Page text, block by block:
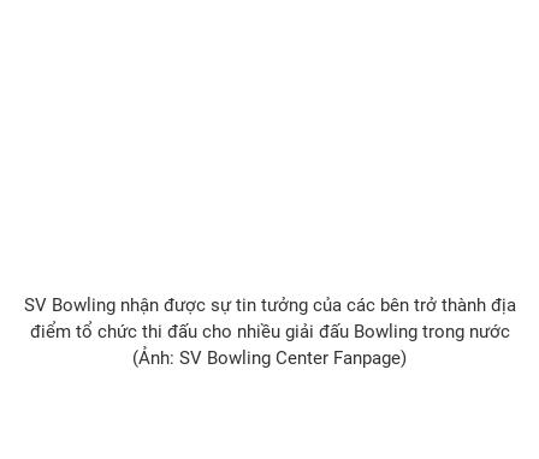
SV Bowling nhận được sự tin tưởng của các bên trở thành địa
điểm tổ chức thi đấu cho nhiều giải đấu Bowling trong nước
(Ảnh: SV Bowling Center Fanpage)